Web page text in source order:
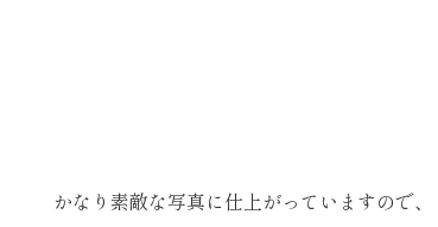
かなり素敵な写真に仕上がっていますので